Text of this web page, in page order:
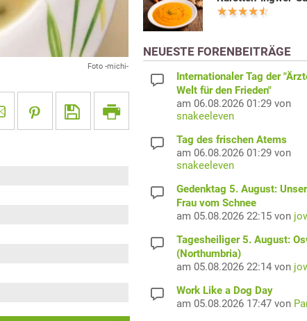
Foto -michi-
NEUESTE FORENBEITRÄGE
Internationaler Tag der
Welt für den Frieden"
am 06.08.2026 01:29 von
snakeeleven
Tag des frischen Atems
am 06.08.2026 01:29 von
snakeeleven
Gedenktag 5. August:
Frau vom Schnee
am 05.08.2026 22:15 von
Tagesheiliger 5. August:
(Northumbria)
am 05.08.2026 22:14 von
Work Like a Dog Day
am 05.08.2026 17:47 von